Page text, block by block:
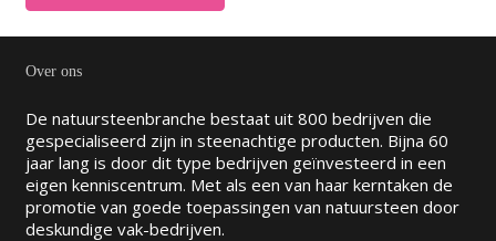
Over ons
De natuursteenbranche bestaat uit 800 bedrijven die
gespecialiseerd zijn in steenachtige producten. Bijna 60
jaar lang is door dit type bedrijven geïnvesteerd in een
eigen kenniscentrum. Met als een van haar kerntaken de
promotie van goede toepassingen van natuursteen door
deskundige vak-bedrijven.